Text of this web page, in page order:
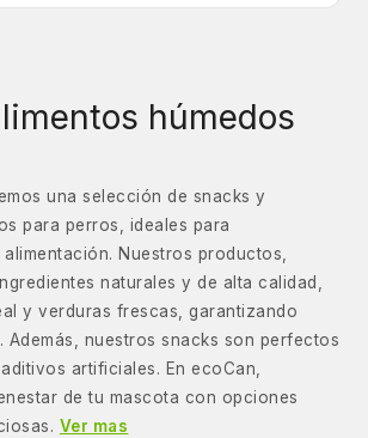
húmedos
una selección de snacks y
para perros, ideales para
Nuestros productos,
naturales y de alta calidad,
y verduras frescas, garantizando
Además, nuestros snacks son perfectos
artificiales. En ecoCan,
de tu mascota con opciones
Ver mas